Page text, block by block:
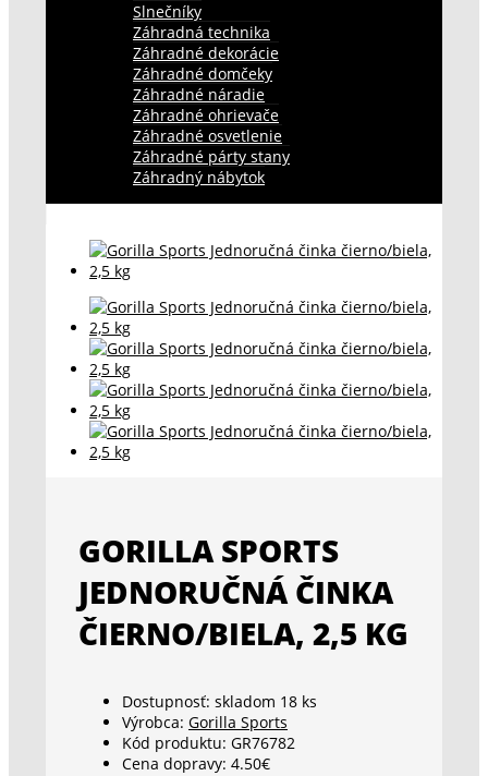
Slnečníky
Záhradná technika
Záhradné dekorácie
Záhradné domčeky
Záhradné náradie
Záhradné ohrievače
Záhradné osvetlenie
Záhradné párty stany
Záhradný nábytok
GORILLA SPORTS
JEDNORUČNÁ ČINKA
ČIERNO/BIELA, 2,5 KG
Dostupnosť: skladom 18 ks
Výrobca: Gorilla Sports
Kód produktu: GR76782
Cena dopravy: 4.50€